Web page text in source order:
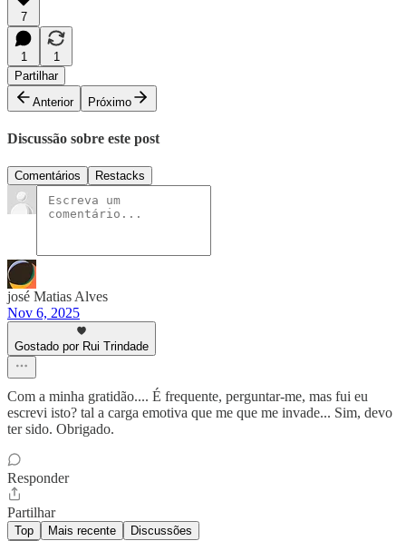
7
1
1
Partilhar
Anterior
Próximo
Discussão sobre este post
Comentários Restacks
josé Matias Alves
Nov 6, 2025
Gostado por Rui Trindade
Com a minha gratidão.... É frequente, perguntar-me, mas fui eu
escrevi isto? tal a carga emotiva que me que me invade... Sim, devo
ter sido. Obrigado.
Responder
Partilhar
Top Mais recente Discussões